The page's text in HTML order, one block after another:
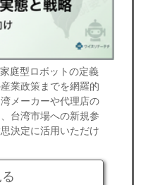
庭型ロボットの定義
業政策までを網羅的
メーカーや代理店の
台湾市場への新規参
決定に活用いただけ